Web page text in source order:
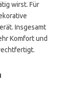
wirst. Für
Insgesamt
Komfort und